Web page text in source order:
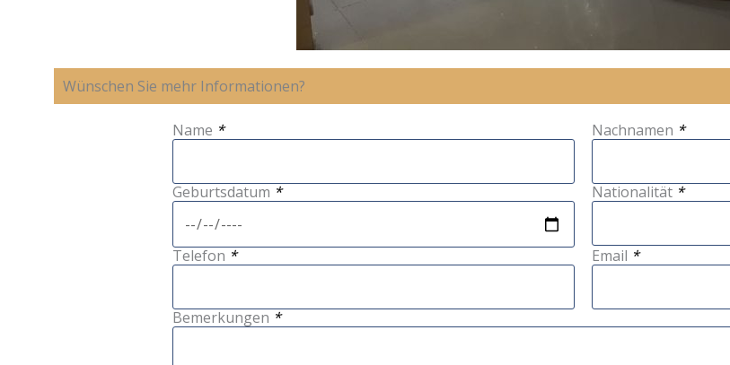
Wünschen Sie mehr Informationen?
Name * Nachnamen *
Geburtsdatum * Nationalität *
Telefon * Email *
Bemerkungen *